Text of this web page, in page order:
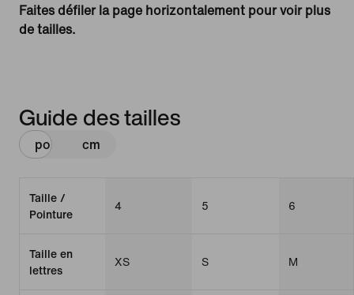
Faites défiler la page horizontalement pour voir plus
de tailles.
Guide des tailles
po cm
Taille /
Pointure
4 5 6
Taille en
lettres
XS S M